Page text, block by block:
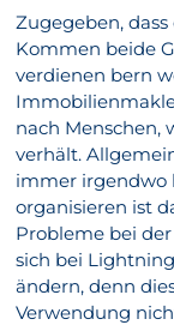
Zugegeben,
Kommen beide
verdienen bern
nach Menschen,
verhält.
immer irgendwo
organisieren ist
Probleme bei
sich bei
ändern, denn
Verwendung